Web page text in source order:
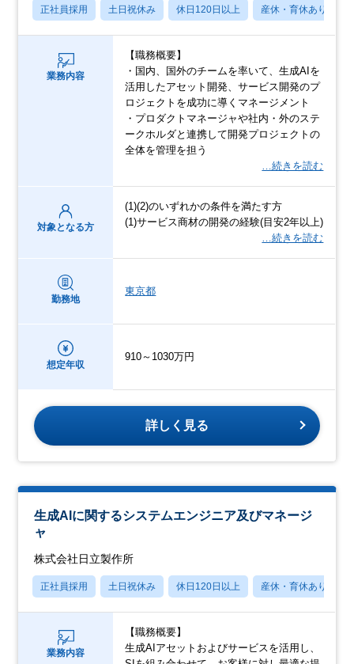
正社員採用 土日祝休み 休日120日以上 産休・育休あり
業務内容
【職務概要】
・国内、国外のチームを率いて、生成AIを
活用したアセット開発、サービス開発のプ
ロジェクトを成功に導くマネージメント
・プロダクトマネージャや社内・外のステ
ークホルダと連携して開発プロジェクトの
全体を管理を担う
…続きを読む
対象となる方
(1)(2)のいずれかの条件を満たす方
(1)サービス商材の開発の経験(目安2年以上)
…続きを読む
勤務地
東京都
想定年収
910～1030万円
詳しく見る
生成AIに関するシステムエンジニア及びマネージ
ャ
株式会社日立製作所
正社員採用 土日祝休み 休日120日以上 産休・育休あり
業務内容
【職務概要】
生成AIアセットおよびサービスを活用し、